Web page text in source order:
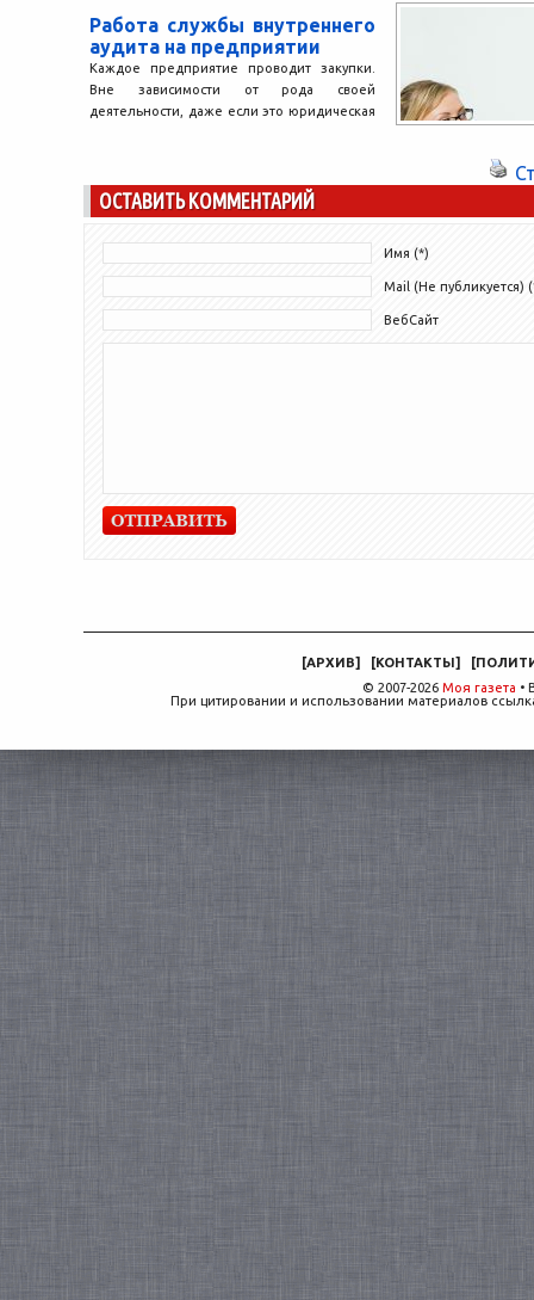
лишь...
Работа службы внутреннего
аудита на предприятии
Каждое предприятие проводит закупки.
Вне зависимости от рода своей
деятельности, даже если это юридическая
ОСТАВИТЬ КОММЕНТАРИЙ
Имя (*)
Mail (Не публикуется)
ВебСайт
[АРХИВ] [КОНТАКТЫ] [
© 2007-2026 Моя газета •
При цитировании и использовании материалов